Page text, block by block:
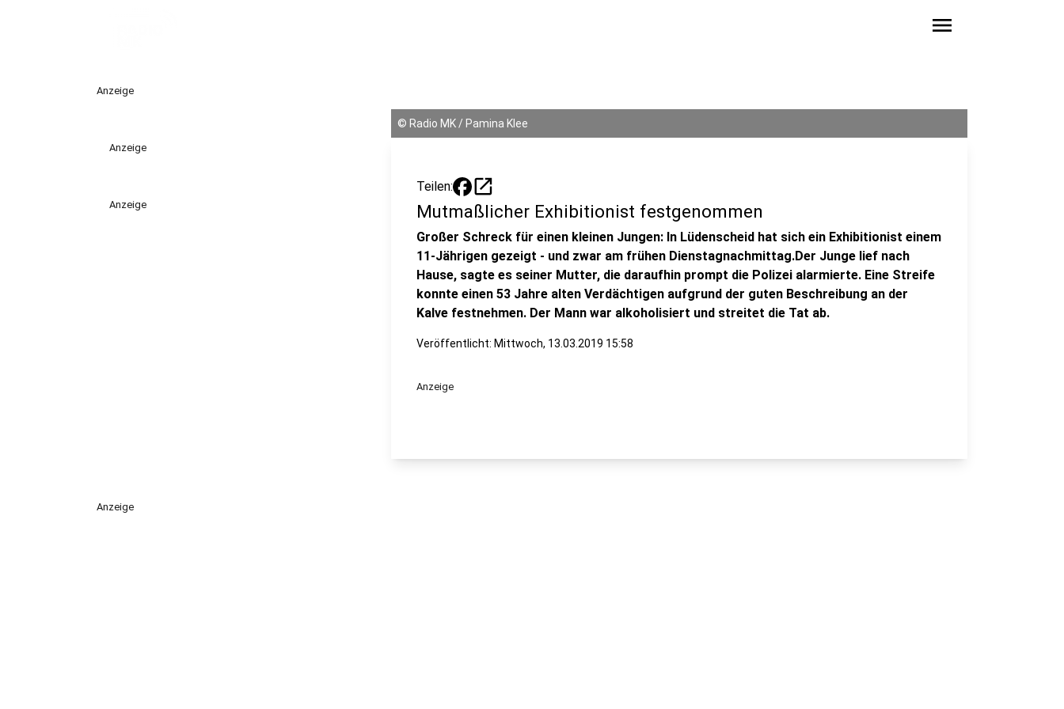
menu
Anzeige
Anzeige
Anzeige
© Radio MK / Pamina Klee
Teilen: open_in_new
Mutmaßlicher Exhibitionist festgenommen
Großer Schreck für einen kleinen Jungen: In Lüdenscheid hat sich ein Exhibitionist einem
11-Jährigen gezeigt - und zwar am frühen Dienstagnachmittag.Der Junge lief nach
Hause, sagte es seiner Mutter, die daraufhin prompt die Polizei alarmierte. Eine Streife
konnte einen 53 Jahre alten Verdächtigen aufgrund der guten Beschreibung an der
Kalve festnehmen. Der Mann war alkoholisiert und streitet die Tat ab.
Veröffentlicht: Mittwoch, 13.03.2019 15:58
Anzeige
Anzeige